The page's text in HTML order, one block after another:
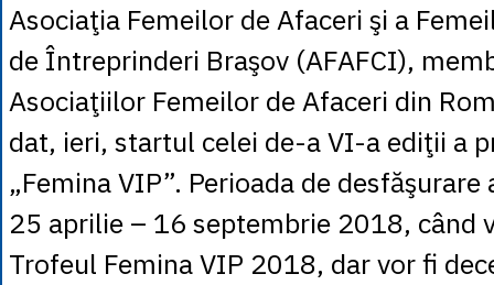
1 RUB
= 0.0530
1 SEK
1 TRY
= 0.1141
1 UAH = 0.1048
1 XDR = 5.9383
1 ZAR = 0.2318
Asociaţia Femeilor de Afaceri şi a
de Întreprinderi Braşov (AFAFCI),
Asociaţiilor Femeilor de Afaceri din
dat, ieri, startul celei de-a VI-a ediţii a
„Femina VIP”. Perioada de
25 aprilie – 16 septembrie 2018, când
Trofeul Femina VIP 2018, dar vor fi